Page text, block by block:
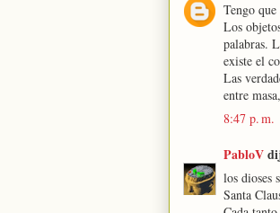
Tengo
Los
palabras.
existe el
Las
entre
8:47 p. m.
PabloV
los dioses
Santa